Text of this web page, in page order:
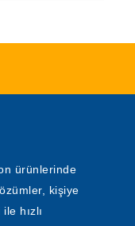
ürünlerinde
kişiye
hızlı